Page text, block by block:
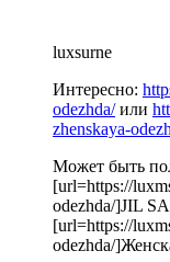
luxsurne
Интересно:
odezhda/или
zhenskaya-
Может быть
[url=https://
odezhda/]JIL
[url=https://
odezhda/